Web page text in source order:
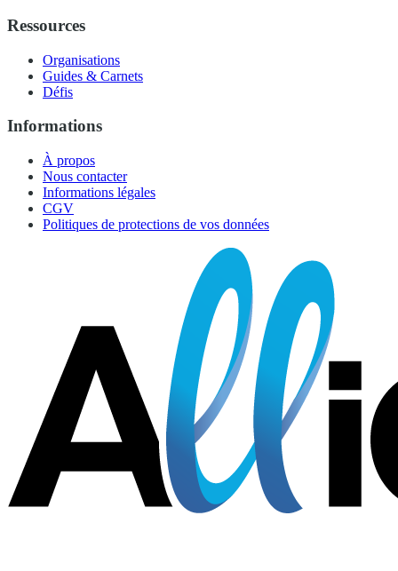
Ressources
Organisations
Guides & Carnets
Défis
Informations
À propos
Nous contacter
Informations légales
CGV
Politiques de protections de vos données